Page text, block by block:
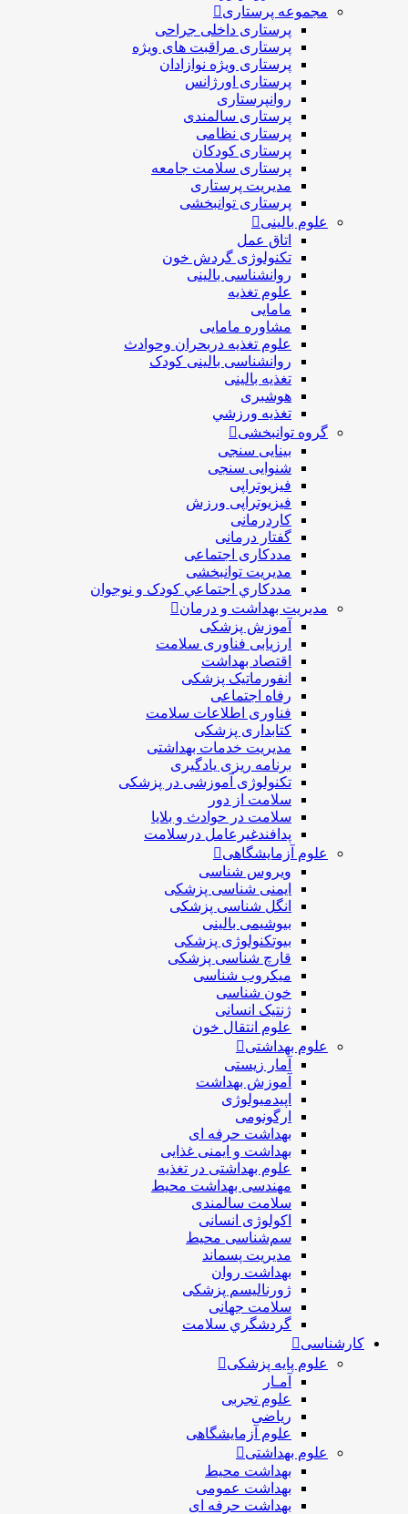
مجموعه پرستاری
پرستاری داخلی جراحی
پرستاری مراقبت های ويژه
پرستاری ويژه نوازادان
پرستاری اورژانس
روانپرستاری
پرستاری سالمندی
پرستاری نظامی
پرستاری کودکان
پرستاری سلامت جامعه
مدیریت پرستاری
پرستاری توانبخشی
علوم بالینی
اتاق عمل
تکنولوژی گردش خون
روانشناسی بالینی
علوم تغذیه
مامایی
مشاوره مامایی
علوم تغذیه دربحران وحوادث
روانشناسی بالینی کودک
تغذیه بالینی
هوشبری
تغذيه ورزشي
گروه توانبخشی
بینایی سنجی
شنوایی سنجی
فیزیوتراپی
فیزیوتراپی ورزش
کاردرمانی
گفتار درمانی
مددکاری اجتماعی
مديريت توانبخشی
مددکاري اجتماعي کودک و نوجوان
مدیریت بهداشت و درمان
آموزش پزشکی
ارزیابی فناوری سلامت
اقتصاد بهداشت
انفورماتیک پزشکی
رفاه اجتماعی
فناوری اطلاعات سلامت
کتابداری پزشکی
مديريت خدمات بهداشتی
برنامه ریزی یادگیری
تکنولوژی آموزشی در پزشکی
سلامت از دور
سلامت در حوادث و بلایا
پدافندغیرعامل درسلامت
علوم آزمایشگاهی
ویروس شناسی
ایمنی شناسی پزشكی
انگل شناسی پزشکی
بیوشیمی بالینی
بیوتکنولوژی پزشکی
قارچ شناسی پزشکی
ميكروب شناسی
خون شناسی
ژنتیک انسانی
علوم انتقال خون
علوم بهداشتی
آمار زیستی
آموزش بهداشت
اپیدمیولوژی
ارگونومی
بهداشت حرفه ای
بهداشت و ایمنی غذایی
علوم بهداشتی در تغذیه
مهندسی بهداشت محيط
سلامت سالمندی
اکولوژی انسانی
سم‌شناسی محیط
مدیریت پسماند
بهداشت روان
ژورنالیسم پزشکی
سلامت جهانی
گردشگري سلامت
کارشناسی
علوم پایه پزشکی
آمـار
علوم تجربی
ریاضی
علوم آزمایشگاهی
علوم بهداشتی
بهداشت محیط
بهداشت عمومی
بهداشت حرفه ای